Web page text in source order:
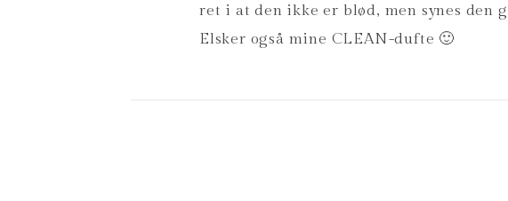
ret i at den ikke er blød, men synes den
Elsker også mine CLEAN-dufte 🙂